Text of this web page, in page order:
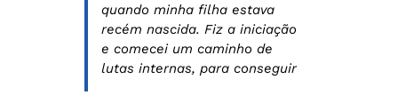
quando minha filha estava
recém nascida. Fiz a iniciação
e comecei um caminho de
lutas internas, para conseguir